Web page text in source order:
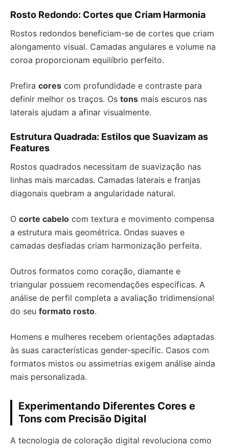
Rosto Redondo: Cortes que Criam Harmonia
Rostos redondos beneficiam-se de cortes que criam
alongamento visual. Camadas angulares e volume na
coroa proporcionam equilíbrio perfeito.
Prefira cores com profundidade e contraste para
definir melhor os traços. Os tons mais escuros nas
laterais ajudam a afinar visualmente.
Estrutura Quadrada: Estilos que Suavizam as
Features
Rostos quadrados necessitam de suavização nas
linhas mais marcadas. Camadas laterais e franjas
diagonais quebram a angularidade natural.
O corte cabelo com textura e movimento compensa
a estrutura mais geométrica. Ondas suaves e
camadas desfiadas criam harmonização perfeita.
Outros formatos como coração, diamante e
triangular possuem recomendações específicas. A
análise de perfil completa a avaliação tridimensional
do seu formato rosto.
Homens e mulheres recebem orientações adaptadas
às suas características gender-specific. Casos com
formatos mistos ou assimetrias exigem análise ainda
mais personalizada.
Experimentando Diferentes Cores e
Tons com Precisão Digital
A tecnologia de coloração digital revoluciona como